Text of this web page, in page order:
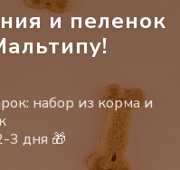
и пеленок
набор из корма и
3 дня 🎁